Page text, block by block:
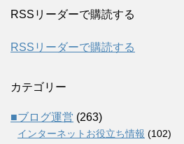
RSSリーダーで購読する
RSSリーダーで購読する
カテゴリー
■ブログ運営 (263)
インターネットお役立ち情報 (102)